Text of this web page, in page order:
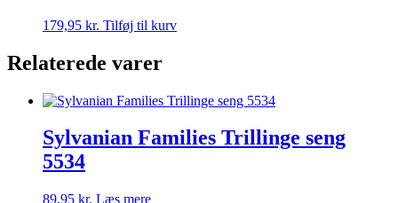
179,95 kr. Tilføj til kurv
Relaterede varer
Sylvanian Families Trillinge seng
5534
89,95 kr. Læs mere